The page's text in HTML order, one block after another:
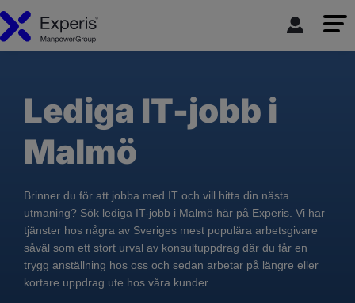
Lediga IT-jobb i
Malmö
Brinner du för att jobba med IT och vill hitta din nästa
utmaning? Sök lediga IT-jobb i Malmö här på Experis. Vi har
tjänster hos några av Sveriges mest populära arbetsgivare
såväl som ett stort urval av konsultuppdrag där du får en
trygg anställning hos oss och sedan arbetar på längre eller
kortare uppdrag ute hos våra kunder.